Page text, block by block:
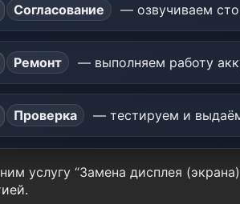
Согласование — озвучиваем
Ремонт — выполняем работу
Проверка — тестируем и
услугу “Замена дисплея